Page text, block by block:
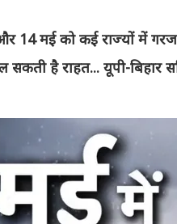
14 मई को कई राज्यों में
है राहत... यूपी-बिहार